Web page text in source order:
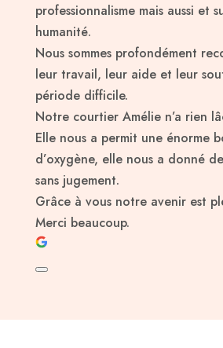
professionnalisme mais aussi et
humanité.
Nous sommes profondément
leur travail, leur aide et leur
période difficile.
Notre courtier Amélie n’a rien
Elle nous a permit une énorme
d’oxygène, elle nous a donné
sans jugement.
Grâce à vous notre avenir est
Merci beaucoup.